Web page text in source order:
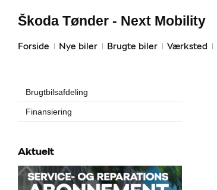
Forside Nye biler Brugte biler Værksted
Škoda Tønder - Next Mobility
Brugtbilsafdeling
Finansiering
Aktuelt